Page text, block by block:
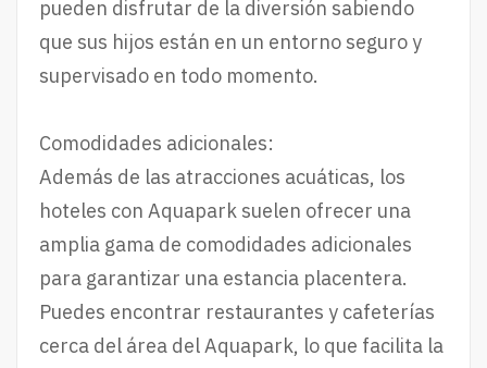
pueden disfrutar de la diversión sabiendo
que sus hijos están en un entorno seguro y
supervisado en todo momento.
Comodidades adicionales:
Además de las atracciones acuáticas, los
hoteles con Aquapark suelen ofrecer una
amplia gama de comodidades adicionales
para garantizar una estancia placentera.
Puedes encontrar restaurantes y cafeterías
cerca del área del Aquapark, lo que facilita la